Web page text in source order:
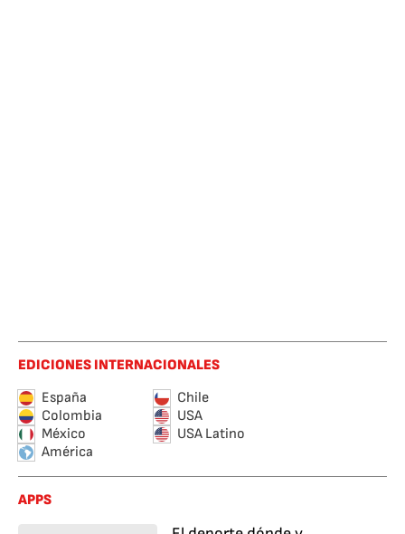
EDICIONES INTERNACIONALES
España
Chile
Colombia
USA
México
USA Latino
América
APPS